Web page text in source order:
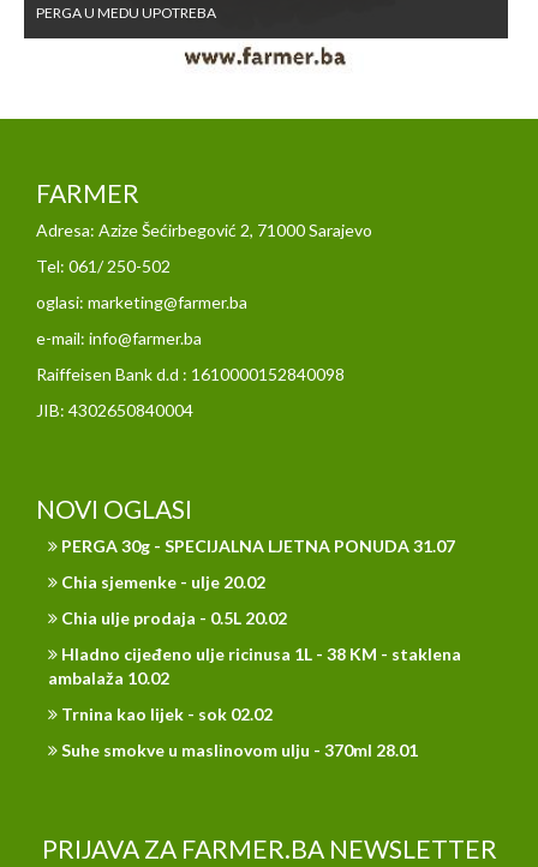
PERGA U MEDU UPOTREBA
FARMER
Adresa: Azize Šećirbegović 2, 71000 Sarajevo
Tel: 061/ 250-502
oglasi: marketing@farmer.ba
e-mail: info@farmer.ba
Raiffeisen Bank d.d : 1610000152840098
JIB: 4302650840004
NOVI OGLASI
PERGA 30g - SPECIJALNA LJETNA PONUDA 31.07
Chia sjemenke - ulje 20.02
Chia ulje prodaja - 0.5L 20.02
Hladno cijeđeno ulje ricinusa 1L - 38 KM - staklena
ambalaža 10.02
Trnina kao lijek - sok 02.02
Suhe smokve u maslinovom ulju - 370ml 28.01
PRIJAVA ZA FARMER.BA NEWSLETTER